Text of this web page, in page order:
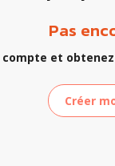
Pas
compte et
Créer